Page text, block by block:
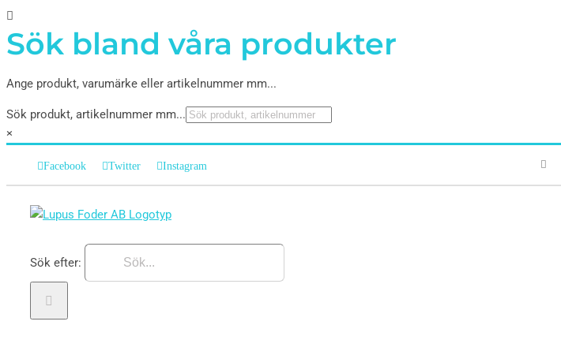
Sök bland våra produkter
Ange produkt, varumärke eller artikelnummer mm...
Sök produkt, artikelnummer mm...
×
Facebook Twitter Instagram
Sök efter: